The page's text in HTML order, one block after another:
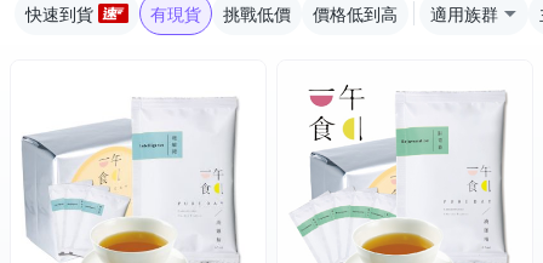
快速到貨 有現貨 挑戰低價 價格低到高 適用族群